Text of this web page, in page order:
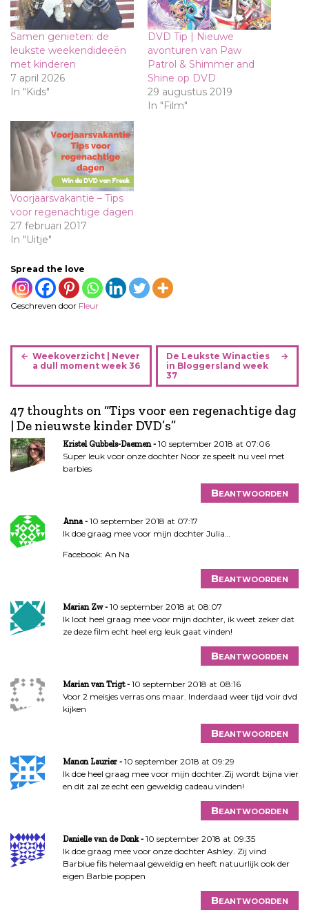
Samen genieten: de
leukste weekendideeën
met kinderen
7 april 2026
In "Kids"
DVD Tip | Nieuwe
avonturen van Paw
Patrol & Shimmer and
Shine op DVD
29 augustus 2019
In "Film"
Voorjaarsvakantie – Tips
voor regenachtige dagen
27 februari 2017
In "Uitje"
Spread the love
Geschreven door Fleur
B
r
c
h
t
n
a
g
a
t
Weekoverzicht | Never
a dull moment week 36
De Leukste Winacties
in Bloggersland week
37
47 thoughts on “Tips voor een regenachtige dag
| De nieuwste kinder DVD’s”
Kristel Gubbels-Daemen
10 september 2018 at 07:06
Super leuk voor onze dochter Noor ze speelt nu veel met
barbies
Beantwoorden
Anna
10 september 2018 at 07:17
Ik doe graag mee voor mijn dochter Julia…
Facebook: An Na
Beantwoorden
Marian Zw
10 september 2018 at 08:07
Ik loot heel graag mee voor mijn dochter, ik weet zeker dat
ze deze film echt heel erg leuk gaat vinden!
Beantwoorden
Marian van Trigt
10 september 2018 at 08:16
Voor 2 meisjes verras ons maar. Inderdaad weer tijd voir dvd
kijken
Beantwoorden
Manon Laurier
10 september 2018 at 09:29
Ik doe heel graag mee voor mijn dochter.Zij wordt bijna vier
en dit zal ze echt een geweldig cadeau vinden!
Beantwoorden
Danielle van de Donk
10 september 2018 at 09:35
Ik doe graag mee voor onze dochter Ashley. Zij vind
Barbiue fils helemaal geweldig en heeft natuurlijk ook der
eigen Barbie poppen
Beantwoorden